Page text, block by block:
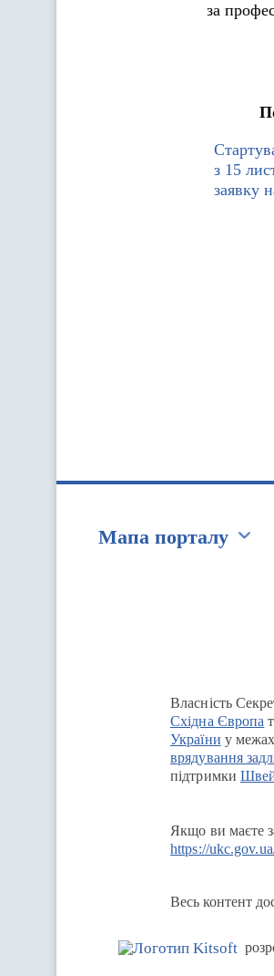
за
з 15
заявку
Мапа порталу
Власність
Східна Європа
України у
врядування
підтримки
Якщо ви маєте
https://
Весь контент